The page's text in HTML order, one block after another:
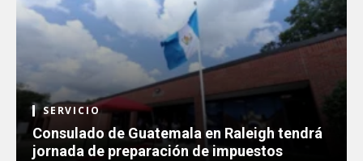
SERVICIO
Consulado de Guatemala en Raleigh tendrá
jornada de preparación de impuestos